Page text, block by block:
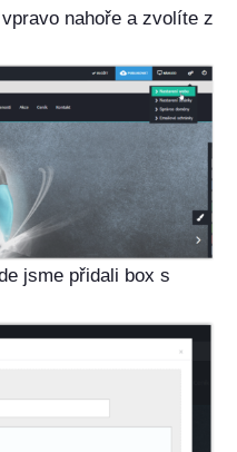
nahoře a zvolíte z
jsme přidali box s